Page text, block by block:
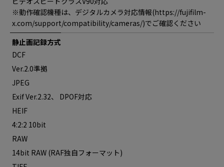
※動作確認機種は、デジタルカメラ対応情報(https://fujifilm-
x.com/support/compatibility/cameras/)でご確認ください
静止画記録方式
DCF
Ver.2.0準拠
JPEG
Exif Ver.2.32、 DPOF対応
HEIF
4:2:2 10bit
RAW
14bit RAW (RAF独自フォーマット)